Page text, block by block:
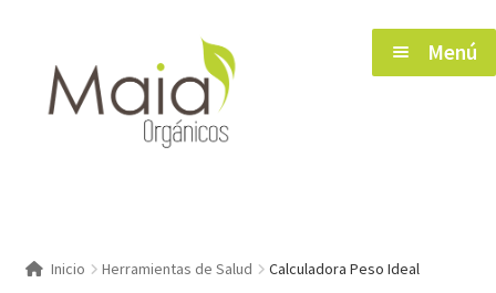
navegación
contenido
Menú
Inicio Herramientas de Salud Calculadora Peso Ideal